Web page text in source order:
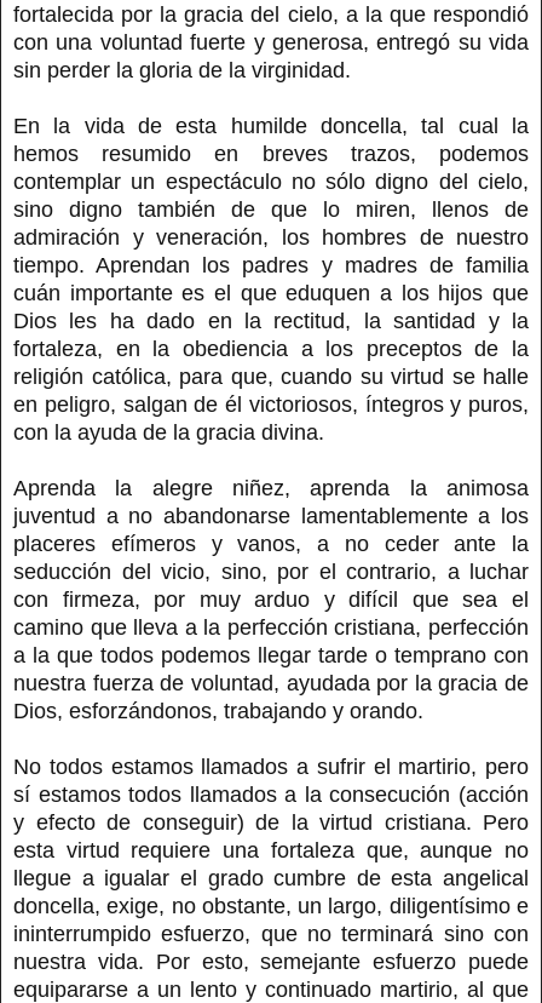
fortalecida por la gracia del cielo, a la que respondió
con una voluntad fuerte y generosa, entregó su vida
sin perder la gloria de la virginidad.
En la vida de esta humilde doncella, tal cual la
hemos resumido en breves trazos, podemos
contemplar un espectáculo no sólo digno del cielo,
sino digno también de que lo miren, llenos de
admiración y veneración, los hombres de nuestro
tiempo. Aprendan los padres y madres de familia
cuán importante es el que eduquen a los hijos que
Dios les ha dado en la rectitud, la santidad y la
fortaleza, en la obediencia a los preceptos de la
religión católica, para que, cuando su virtud se halle
en peligro, salgan de él victoriosos, íntegros y puros,
con la ayuda de la gracia divina.
Aprenda la alegre niñez, aprenda la animosa
juventud a no abandonarse lamentablemente a los
placeres efímeros y vanos, a no ceder ante la
seducción del vicio, sino, por el contrario, a luchar
con firmeza, por muy arduo y difícil que sea el
camino que lleva a la perfección cristiana, perfección
a la que todos podemos llegar tarde o temprano con
nuestra fuerza de voluntad, ayudada por la gracia de
Dios, esforzándonos, trabajando y orando.
No todos estamos llamados a sufrir el martirio, pero
sí estamos todos llamados a la consecución (acción
y efecto de conseguir) de la virtud cristiana. Pero
esta virtud requiere una fortaleza que, aunque no
llegue a igualar el grado cumbre de esta angelical
doncella, exige, no obstante, un largo, diligentísimo e
ininterrumpido esfuerzo, que no terminará sino con
nuestra vida. Por esto, semejante esfuerzo puede
equipararse a un lento y continuado martirio, al que